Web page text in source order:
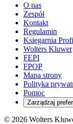
O nas
Zespół
Kontakt
Regulamin
Księgarnia
Wolters Kluwer
FEPI
FPOP
Mapa strony
Polityka
Pomoc
Zarządzaj
© 2026 Wolters